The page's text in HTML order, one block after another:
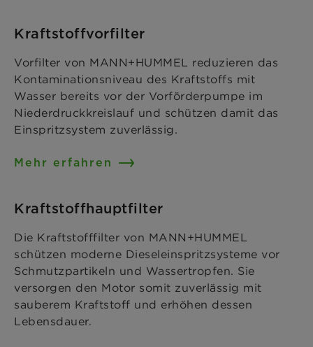
Kraftstoffvorfilter
Vorfilter von MANN+HUMMEL reduzieren das
Kontaminationsniveau des Kraftstoffs mit
Wasser bereits vor der Vorförderpumpe im
Niederdruckkreislauf und schützen damit das
Einspritzsystem zuverlässig.
Mehr erfahren
Kraftstoffhauptfilter
Die Kraftstofffilter von MANN+HUMMEL
schützen moderne Dieseleinspritzsysteme vor
Schmutzpartikeln und Wassertropfen. Sie
versorgen den Motor somit zuverlässig mit
sauberem Kraftstoff und erhöhen dessen
Lebensdauer.